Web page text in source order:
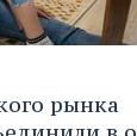
рынка